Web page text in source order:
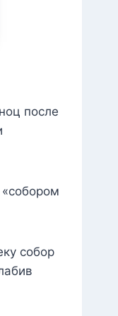
после
собор